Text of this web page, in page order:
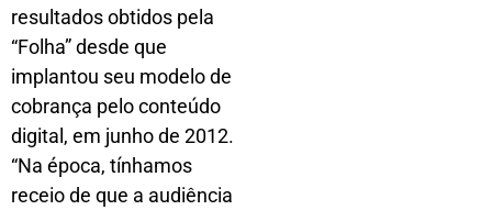
resultados obtidos pela
“Folha” desde que
implantou seu modelo de
cobrança pelo conteúdo
digital, em junho de 2012.
“Na época, tínhamos
receio de que a audiência